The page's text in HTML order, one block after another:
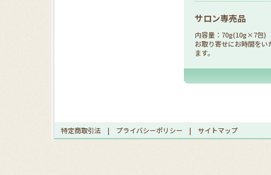
サロン専売品
内容量：70g(10g×7包)
お取り寄せにお時間をい
ます。
特定商取引法 | プライバシーポリシー | サイトマップ